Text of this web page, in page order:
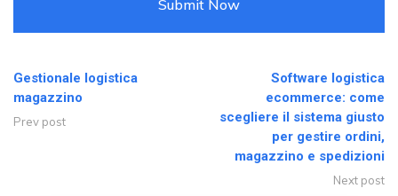
Gestionale logistica
magazzino
Prev post
Software logistica
ecommerce: come
scegliere il sistema giusto
per gestire ordini,
magazzino e spedizioni
Next post